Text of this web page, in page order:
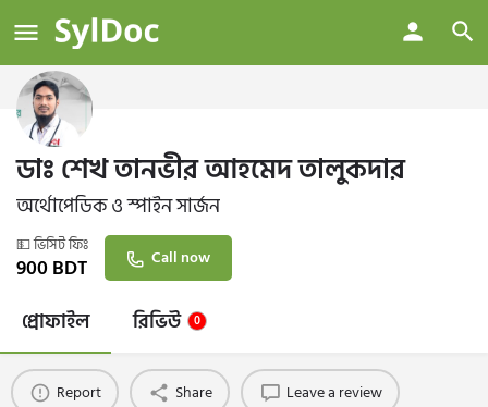
ডাঃ শেখ তানভীর আহমেদ তালুকদার
অর্থোপেডিক ও স্পাইন সার্জন
💵 ভিসিট ফিঃ
900BDT Call now
প্রোফাইল রিভিউ 0
Report Share Leave a review